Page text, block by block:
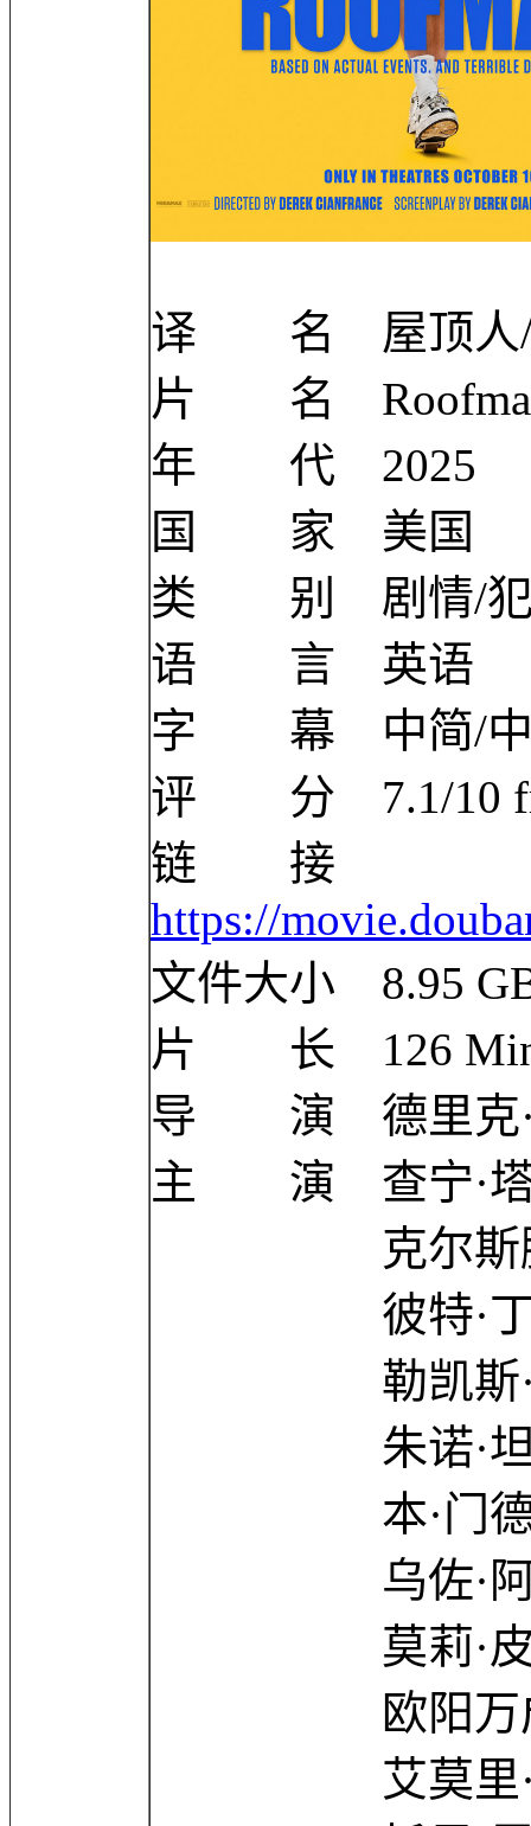
译 名 屋顶人/
片 名
年 代 2025
国 家 美国
类 别 剧情/犯
语 言 英语
字 幕 中简/中
评 分 7.1/10
链 接
https://
文件大小 8.95
片 长 126
导 演 德里克·斯
主 演 查宁·塔
克尔斯滕·邓
彼特·丁拉基
勒凯斯·斯坦
朱诺·坦普尔
本·门德尔森
乌佐·阿杜
莫莉·皮瑞
欧阳万成
艾莫里·科恩